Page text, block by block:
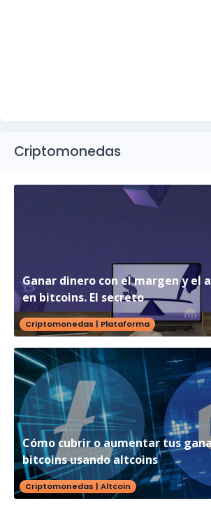
Criptomonedas
Criptomonedas | Plataforma
Ganar dinero con el margen y el
en bitcoins. El secreto
Criptomonedas | Altcoin
Cómo cubrir o aumentar tus
bitcoins usando altcoins